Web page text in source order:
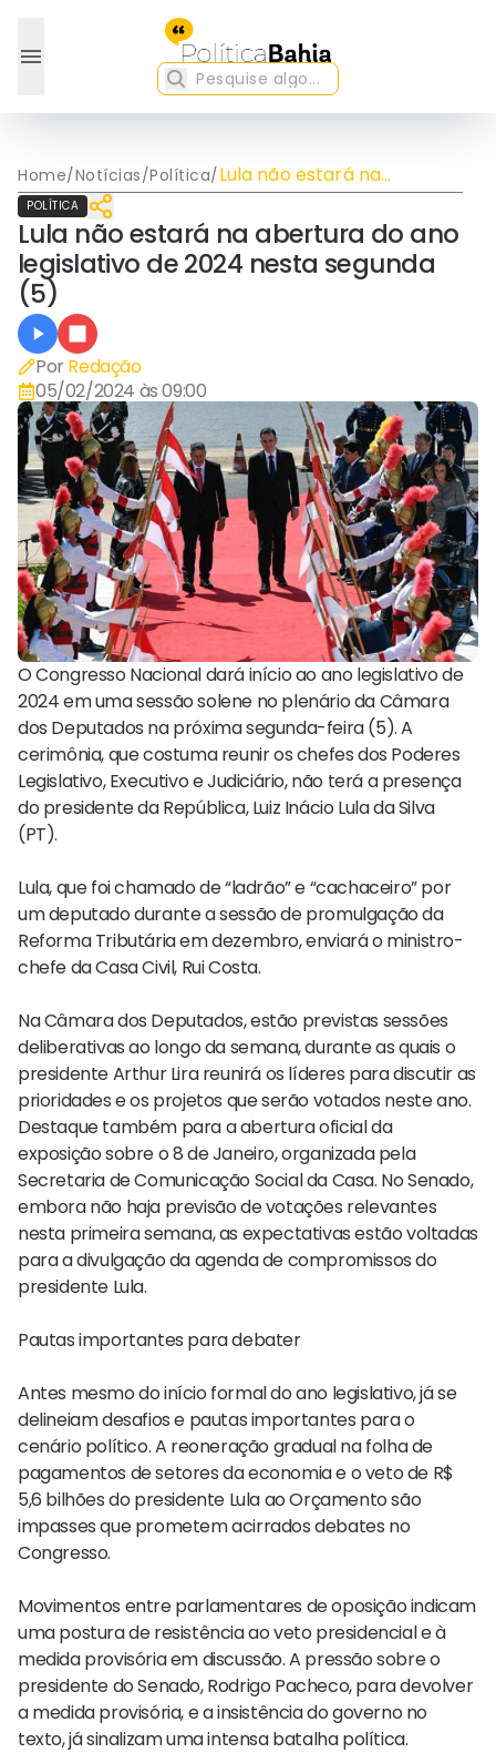
Home/Notícias/Política/Lula não estará na
abertura do ano legislativo
POLÍTICA
Lula não estará na abertura do ano
legislativo de 2024 nesta segunda
(5)
Por Redação
05/02/2024 às 09:00
O Congresso Nacional dará início ao ano legislativo de
2024 em uma sessão solene no plenário da Câmara
dos Deputados na próxima segunda-feira (5). A
cerimônia, que costuma reunir os chefes dos Poderes
Legislativo, Executivo e Judiciário, não terá a presença
do presidente da República, Luiz Inácio Lula da Silva
(PT).
Lula, que foi chamado de “ladrão” e “cachaceiro” por
um deputado durante a sessão de promulgação da
Reforma Tributária em dezembro, enviará o ministro-
chefe da Casa Civil, Rui Costa.
Na Câmara dos Deputados, estão previstas sessões
deliberativas ao longo da semana, durante as quais o
presidente Arthur Lira reunirá os líderes para discutir as
prioridades e os projetos que serão votados neste ano.
Destaque também para a abertura oficial da
exposição sobre o 8 de Janeiro, organizada pela
Secretaria de Comunicação Social da Casa. No Senado,
embora não haja previsão de votações relevantes
nesta primeira semana, as expectativas estão voltadas
para a divulgação da agenda de compromissos do
presidente Lula.
Pautas importantes para debater
Antes mesmo do início formal do ano legislativo, já se
delineiam desafios e pautas importantes para o
cenário político. A reoneração gradual na folha de
pagamentos de setores da economia e o veto de R$
5,6 bilhões do presidente Lula ao Orçamento são
impasses que prometem acirrados debates no
Congresso.
Movimentos entre parlamentares de oposição indicam
uma postura de resistência ao veto presidencial e à
medida provisória em discussão. A pressão sobre o
presidente do Senado, Rodrigo Pacheco, para devolver
a medida provisória, e a insistência do governo no
texto, já sinalizam uma intensa batalha política.